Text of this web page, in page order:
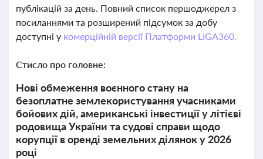
публікацій за день. Повний список першоджерел з
посиланнями та розширений підсумок за добу
доступні у комерційній версії Платформи LIGA360.
Стисло про головне:
Нові обмеження воєнного стану на
безоплатне землекористування учасниками
бойових дій, американські інвестиції у літієві
родовища України та судові справи щодо
корупції в оренді земельних ділянок у 2026
році